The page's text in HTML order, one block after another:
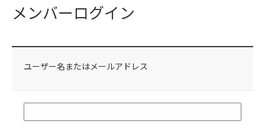
メンバーログイン
ユーザー名またはメールアドレス